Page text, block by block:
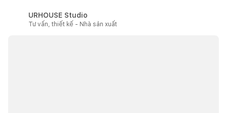
URHOUSE Studio
Tư vấn, thiết kế - Nhà sản xuất